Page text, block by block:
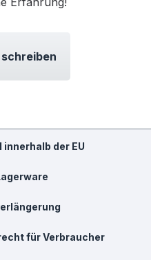
der EU
für Verbraucher